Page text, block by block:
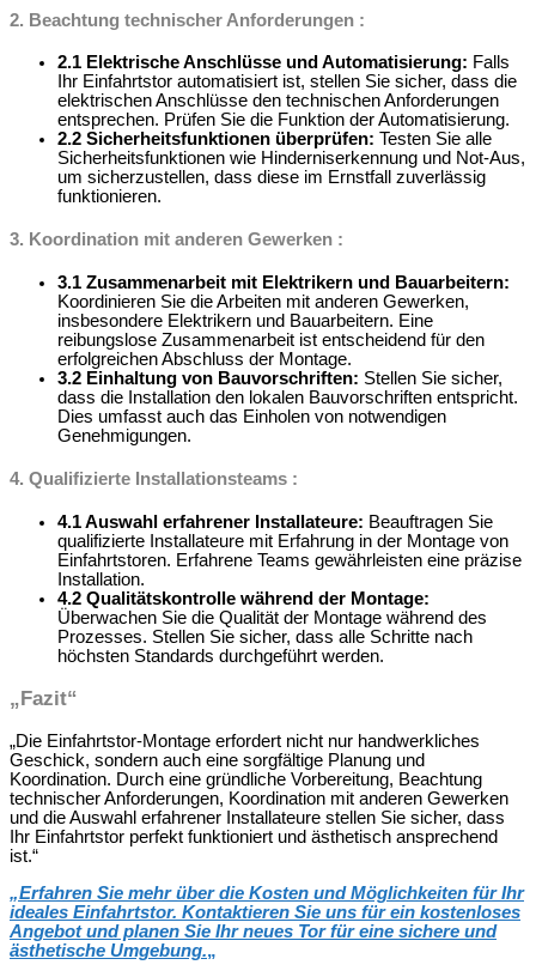
2. Beachtung technischer Anforderungen :
2.1 Elektrische Anschlüsse und Automatisierung: Falls
Ihr Einfahrtstor automatisiert ist, stellen Sie sicher, dass die
elektrischen Anschlüsse den technischen Anforderungen
entsprechen. Prüfen Sie die Funktion der Automatisierung.
2.2 Sicherheitsfunktionen überprüfen: Testen Sie alle
Sicherheitsfunktionen wie Hinderniserkennung und Not-Aus,
um sicherzustellen, dass diese im Ernstfall zuverlässig
funktionieren.
3. Koordination mit anderen Gewerken :
3.1 Zusammenarbeit mit Elektrikern und Bauarbeitern:
Koordinieren Sie die Arbeiten mit anderen Gewerken,
insbesondere Elektrikern und Bauarbeitern. Eine
reibungslose Zusammenarbeit ist entscheidend für den
erfolgreichen Abschluss der Montage.
3.2 Einhaltung von Bauvorschriften: Stellen Sie sicher,
dass die Installation den lokalen Bauvorschriften entspricht.
Dies umfasst auch das Einholen von notwendigen
Genehmigungen.
4. Qualifizierte Installationsteams :
4.1 Auswahl erfahrener Installateure: Beauftragen Sie
qualifizierte Installateure mit Erfahrung in der Montage von
Einfahrtstoren. Erfahrene Teams gewährleisten eine präzise
Installation.
4.2 Qualitätskontrolle während der Montage:
Überwachen Sie die Qualität der Montage während des
Prozesses. Stellen Sie sicher, dass alle Schritte nach
höchsten Standards durchgeführt werden.
„Fazit“
„Die Einfahrtstor-Montage erfordert nicht nur handwerkliches
Geschick, sondern auch eine sorgfältige Planung und
Koordination. Durch eine gründliche Vorbereitung, Beachtung
technischer Anforderungen, Koordination mit anderen Gewerken
und die Auswahl erfahrener Installateure stellen Sie sicher, dass
Ihr Einfahrtstor perfekt funktioniert und ästhetisch ansprechend
ist.“
„Erfahren Sie mehr über die Kosten und Möglichkeiten für Ihr
ideales Einfahrtstor. Kontaktieren Sie uns für ein kostenloses
Angebot und planen Sie Ihr neues Tor für eine sichere und
ästhetische Umgebung.„